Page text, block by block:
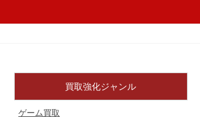
買取強化ジャンル
ゲーム買取